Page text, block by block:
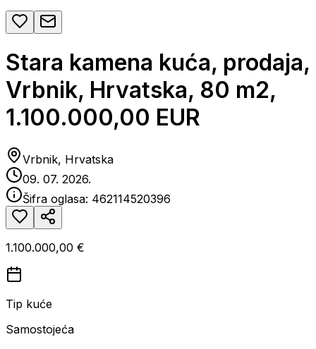
Stara kamena kuća, prodaja,
Vrbnik, Hrvatska, 80 m2,
1.100.000,00 EUR
Vrbnik, Hrvatska
09. 07. 2026.
Šifra oglasa: 462114520396
1.100.000,00 €
Tip kuće
Samostojeća